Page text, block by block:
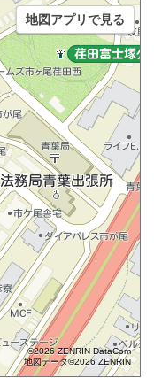
©2026 ZENRIN DataCom
地図データ©2026 ZENRIN
地図アプリで見る